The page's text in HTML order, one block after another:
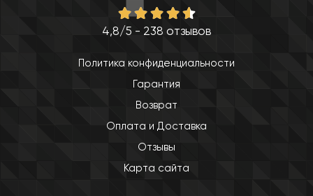
4,8/5 - 238 отзывов
Политика конфиденциальности
Гарантия
Возврат
Оплата и Доставка
Отзывы
Карта сайта